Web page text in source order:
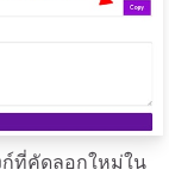
ก์ที่คัดลอกใหม่ใน